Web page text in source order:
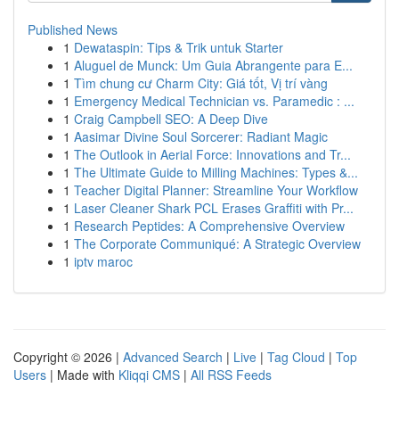
Published News
1 Dewataspin: Tips & Trik untuk Starter
1 Aluguel de Munck: Um Guia Abrangente para E...
1 Tìm chung cư Charm City: Giá tốt, Vị trí vàng
1 Emergency Medical Technician vs. Paramedic : ...
1 Craig Campbell SEO: A Deep Dive
1 Aasimar Divine Soul Sorcerer: Radiant Magic
1 The Outlook in Aerial Force: Innovations and Tr...
1 The Ultimate Guide to Milling Machines: Types &...
1 Teacher Digital Planner: Streamline Your Workflow
1 Laser Cleaner Shark PCL Erases Graffiti with Pr...
1 Research Peptides: A Comprehensive Overview
1 The Corporate Communiqué: A Strategic Overview
1 iptv maroc
Copyright © 2026 | Advanced Search | Live | Tag Cloud | Top
Users | Made with Kliqqi CMS | All RSS Feeds